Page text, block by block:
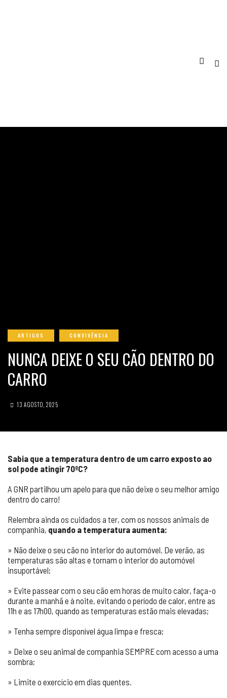
ARTIGOS CONVIVÊNCIA
NUNCA DEIXE O SEU CÃO DENTRO DO
CARRO
13 AGOSTO, 2025
Sabia que a temperatura dentro de um carro exposto ao
sol pode atingir 70ºC?
A GNR partilhou um apelo para que não deixe o seu melhor amigo
dentro do carro!
Relembra ainda os cuidados a ter, com os nossos animais de
companhia, quando a temperatura aumenta:
» Não deixe o seu cão no interior do automóvel. De verão, as
temperaturas são altas e tornam o interior do automóvel
insuportável;
» Evite passear com o seu cão em horas de muito calor, faça-o
durante a manhã e à noite, evitando o período de calor, entre as
11h e as 17h00, quando as temperaturas estão mais elevadas;
» Tenha sempre disponível água limpa e fresca;
» Deixe o seu animal de companhia SEMPRE com acesso a uma
sombra;
» Limite o exercício em dias quentes.